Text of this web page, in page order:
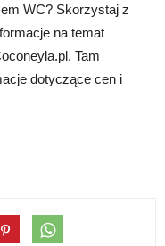
WC? Skorzystaj z
na temat
Tam
dotyczące cen i